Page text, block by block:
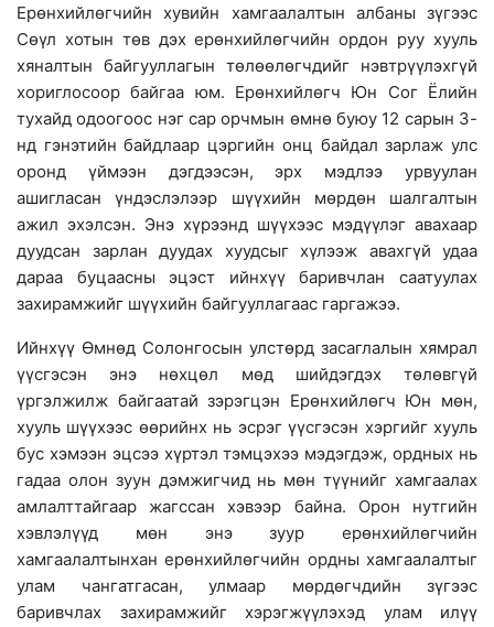
Ерөнхийлөгчийн хувийн хамгаалалтын албаны зүгээс
Сөүл хотын төв дэх ерөнхийлөгчийн ордон руу хууль
хяналтын байгууллагын төлөөлөгчдийг нэвтрүүлэхгүй
хориглосоор байгаа юм. Ерөнхийлөгч Юн Сог Ёлийн
тухайд одоогоос нэг сар орчмын өмнө буюу 12 сарын 3-
нд гэнэтийн байдлаар цэргийн онц байдал зарлаж улс
оронд үймээн дэгдээсэн, эрх мэдлээ урвуулан
ашигласан үндэслэлээр шүүхийн мөрдөн шалгалтын
ажил эхэлсэн. Энэ хүрээнд шүүхээс мэдүүлэг авахаар
дуудсан зарлан дуудах хуудсыг хүлээж авахгүй удаа
дараа буцаасны эцэст ийнхүү баривчлан саатуулах
захирамжийг шүүхийн байгууллагаас гаргажээ.
Ийнхүү Өмнөд Солонгосын улстөрд засаглалын хямрал
үүсгэсэн энэ нөхцөл мөд шийдэгдэх төлөвгүй
үргэлжилж байгаатай зэрэгцэн Ерөнхийлөгч Юн мөн,
хууль шүүхээс өөрийнх нь эсрэг үүсгэсэн хэргийг хууль
бус хэмээн эцсээ хүртэл тэмцэхээ мэдэгдэж, ордных нь
гадаа олон зуун дэмжигчид нь мөн түүнийг хамгаалах
амлалттайгаар жагссан хэвээр байна. Орон нутгийн
хэвлэлүүд мөн энэ зуур ерөнхийлөгчийн
хамгаалалтынхан ерөнхийлөгчийн ордны хамгаалалтыг
улам чангатгасан, улмаар мөрдөгчдийн зүгээс
баривчлах захирамжийг хэрэгжүүлэхэд улам илүү